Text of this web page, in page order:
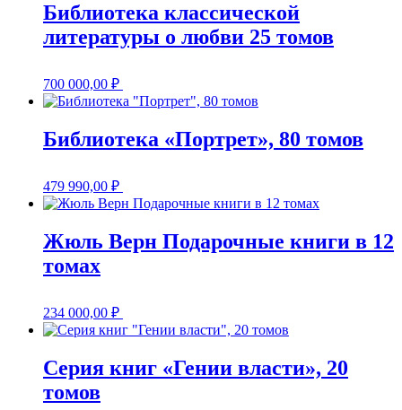
Библиотека классической
литературы о любви 25 томов
700 000,00 ₽
Библиотека «Портрет», 80 томов
479 990,00 ₽
Жюль Верн Подарочные книги в 12
томах
234 000,00 ₽
Серия книг «Гении власти», 20
томов